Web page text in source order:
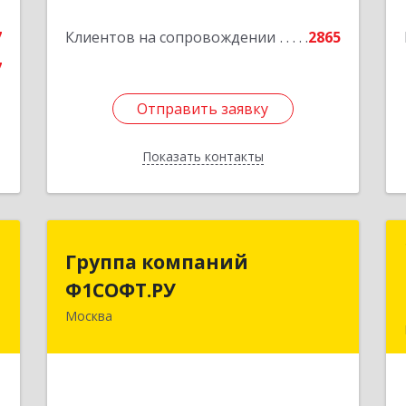
Клиентов на сопровождении 2865
Отправить заявку
Показать контакты
Подробнее
Отправить заявку
Назад
Группа компаний
Ф1СОФТ.РУ
Москва
Группа компаний
Ф1СОФТ.РУ
101000, Москва г, Лубянский проезд,